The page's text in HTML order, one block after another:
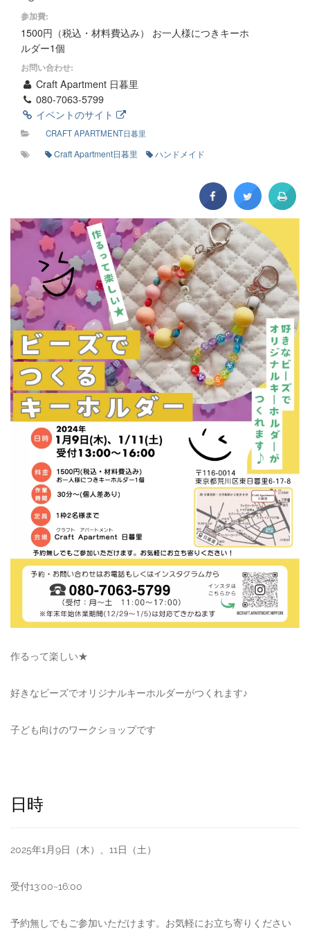
参加費:
1500円（税込・材料費込み） お一人様につきキーホ
ルダー1個
お問い合わせ:
Craft Apartment 日暮里
080-7063-5799
イベントのサイト
CRAFT APARTMENT日暮里
Craft Apartment日暮里 ハンドメイド
作るって楽しい★
好きなビーズでオリジナルキーホルダーがつくれます♪
子ども向けのワークショップです
日時
2025年1月9日（木）、11日（土）
受付13:00~16:00
予約無しでもご参加いただけます。お気軽にお立ち寄りください